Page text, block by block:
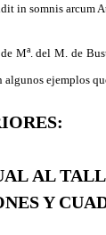
in somnis arcum
Ma. del M. de
ejemplos
AL
Y